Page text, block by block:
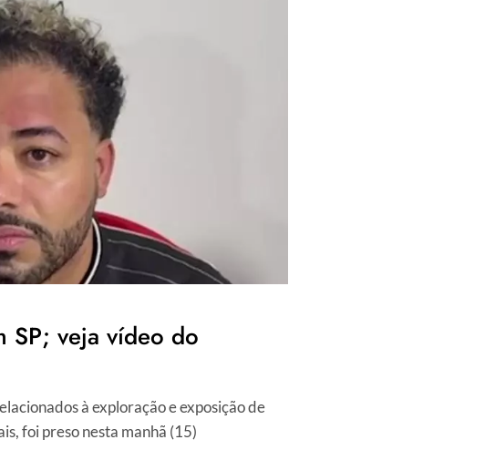
SP; veja vídeo do
à exploração e exposição de
foi preso nesta manhã (15)